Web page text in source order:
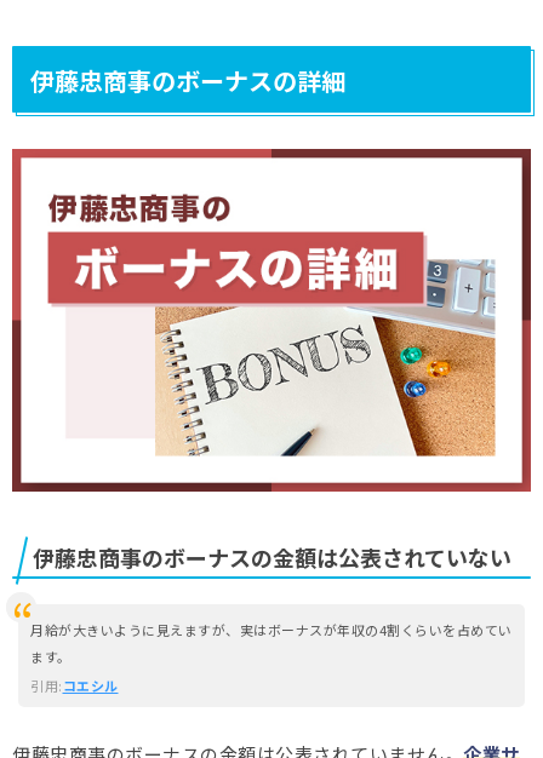
伊藤忠商事のボーナスの詳細
伊藤忠商事のボーナスの金額は公表されていない
月給が大きいように見えますが、実はボーナスが年収の4割くらいを占めてい
ます。
引用:コエシル